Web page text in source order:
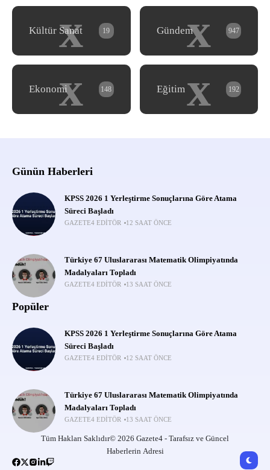
x
Kültür Sanat 19 x
Gündem 947
x
Ekonomi 148 x
Eğitim 192
Günün Haberleri
KPSS 2026 1 Yerleştirme Sonuçlarına Göre Atama
Süreci Başladı
GAZETE4 EDITÖR 12 SAAT ÖNCE
Türkiye 67 Uluslararası Matematik Olimpiyatında
Madalyaları Topladı
GAZETE4 EDITÖR 13 SAAT ÖNCE
Popüler
KPSS 2026 1 Yerleştirme Sonuçlarına Göre Atama
Süreci Başladı
GAZETE4 EDITÖR 12 SAAT ÖNCE
Türkiye 67 Uluslararası Matematik Olimpiyatında
Madalyaları Topladı
GAZETE4 EDITÖR 13 SAAT ÖNCE
Tüm Hakları Saklıdır© 2026 Gazete4 - Tarafsız ve Güncel
Haberlerin Adresi